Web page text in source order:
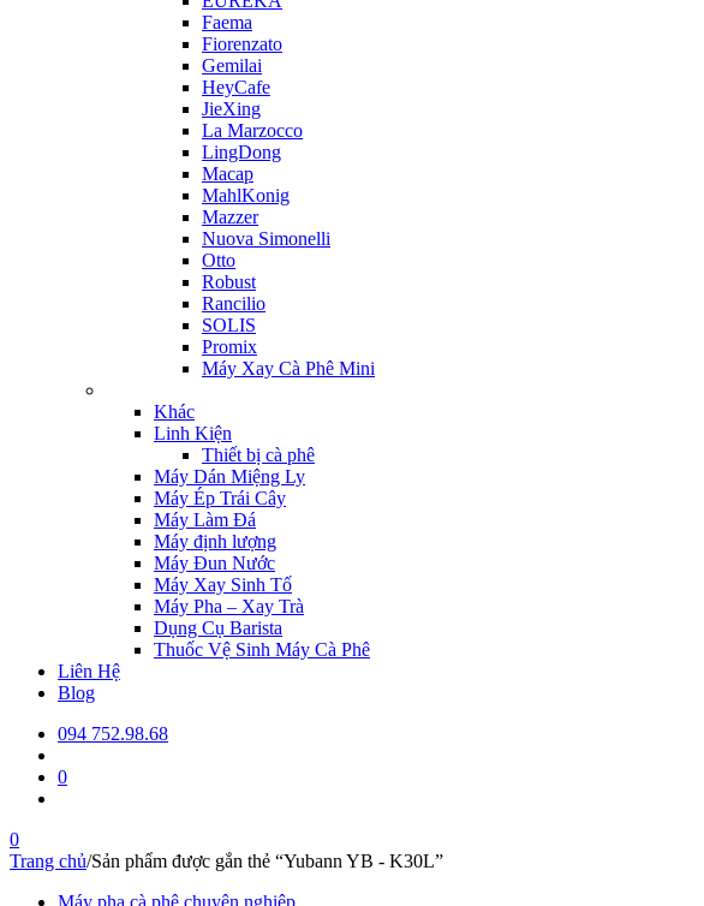
Faema
Fiorenzato
Gemilai
HeyCafe
JieXing
La Marzocco
LingDong
Macap
MahlKonig
Mazzer
Nuova Simonelli
Otto
Robust
Rancilio
SOLIS
Promix
Máy Xay Cà Phê Mini
Khác
Linh Kiện
Thiết bị cà phê
Máy Dán Miệng Ly
Máy Ép Trái Cây
Máy Làm Đá
Máy định lượng
Máy Đun Nước
Máy Xay Sinh Tố
Máy Pha – Xay Trà
Dụng Cụ Barista
Thuốc Vệ Sinh Máy Cà Phê
Liên Hệ
Blog
094 752.98.68
0
0
Trang chủ/Sản phẩm được gắn thẻ “Yubann YB - K30L”